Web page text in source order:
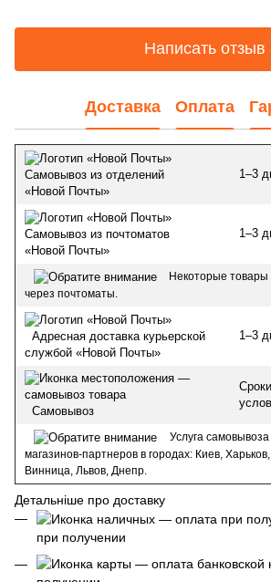
Написать отзыв
Доставка Оплата
Самовывоз из отделений
«Новой Почты»
1–3
Самовывоз из почтоматов
«Новой Почты»
1–3
Некоторые товары
через почтоматы.
Адресная доставка курьерской
службой «Новой Почты»
1–3
Самовывоз
Услуга
магазинов-партнеров в городах: Киев,
Винница, Львов, Днепр.
Детальніше про доставку
при получении